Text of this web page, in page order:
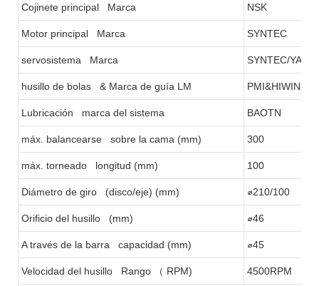
Cojinete principal Marca NSK
Motor principal Marca SYNTEC
servosistema Marca SYNTEC/
husillo de bolas & Marca de guía LM PMI&HIWIN
Lubricación marca del sistema BAOTN
máx. balancearse sobre la cama (mm) 300
máx. torneado longitud (mm) 100
Diámetro de giro (disco/eje) (mm) ⌀210/100
Orificio del husillo (mm) ⌀46
A través de la barra capacidad (mm) ⌀45
Velocidad del husillo Rango （ RPM) 4500RPM